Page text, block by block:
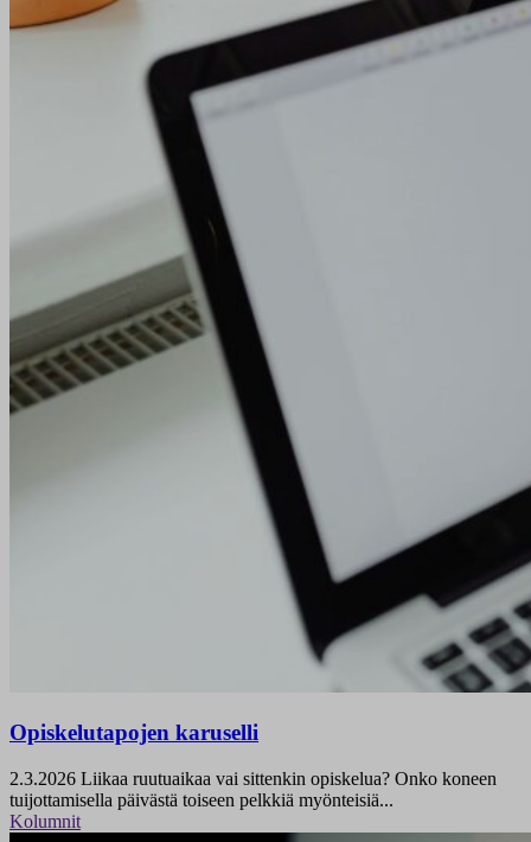
Opiskelutapojen karuselli
2.3.2026 Liikaa ruutuaikaa vai sittenkin opiskelua? Onko koneen
tuijottamisella päivästä toiseen pelkkiä myönteisiä...
Kolumnit